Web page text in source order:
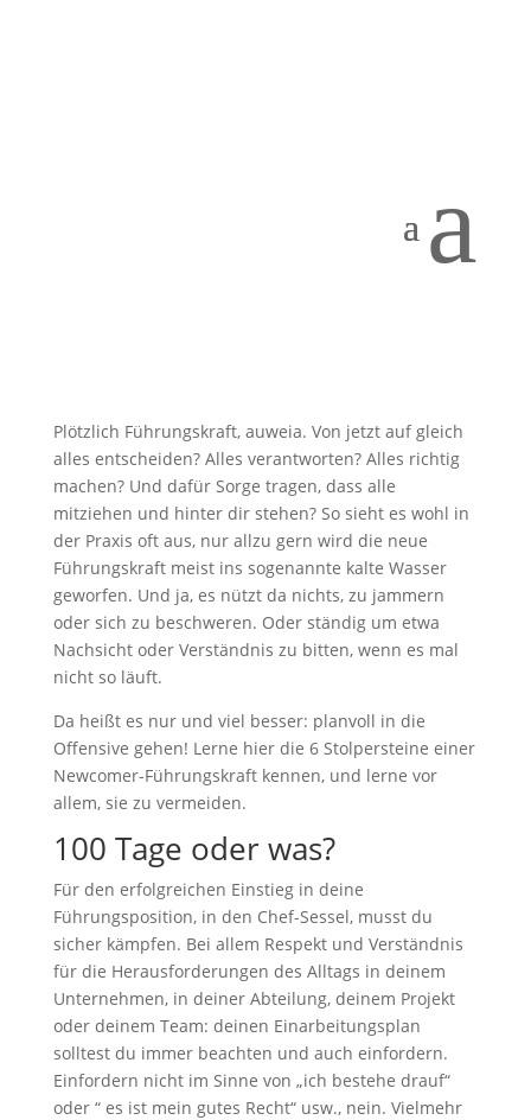
a
Du bist, was du siehst!
Plötzlich Führungskraft, auweia. Von jetzt auf gleich
alles entscheiden? Alles verantworten? Alles richtig
machen? Und dafür Sorge tragen, dass alle
mitziehen und hinter dir stehen? So sieht es wohl in
der Praxis oft aus, nur allzu gern wird die neue
Führungskraft meist ins sogenannte kalte Wasser
geworfen. Und ja, es nützt da nichts, zu jammern
oder sich zu beschweren. Oder ständig um etwa
Nachsicht oder Verständnis zu bitten, wenn es mal
nicht so läuft.
Da heißt es nur und viel besser: planvoll in die
Offensive gehen! Lerne hier die 6 Stolpersteine einer
Newcomer-Führungskraft kennen, und lerne vor
allem, sie zu vermeiden.
100 Tage oder was?
Für den erfolgreichen Einstieg in deine
Führungsposition, in den Chef-Sessel, musst du
sicher kämpfen. Bei allem Respekt und Verständnis
für die Herausforderungen des Alltags in deinem
Unternehmen, in deiner Abteilung, deinem Projekt
oder deinem Team: deinen Einarbeitungsplan
solltest du immer beachten und auch einfordern.
Einfordern nicht im Sinne von „ich bestehe drauf“
oder “ es ist mein gutes Recht“ usw., nein. Vielmehr